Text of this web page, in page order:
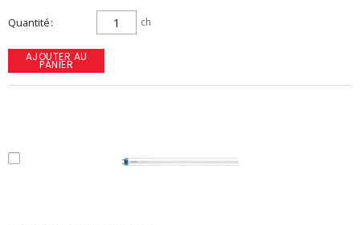
Quantité ch
AJOUTER AU
PANIER